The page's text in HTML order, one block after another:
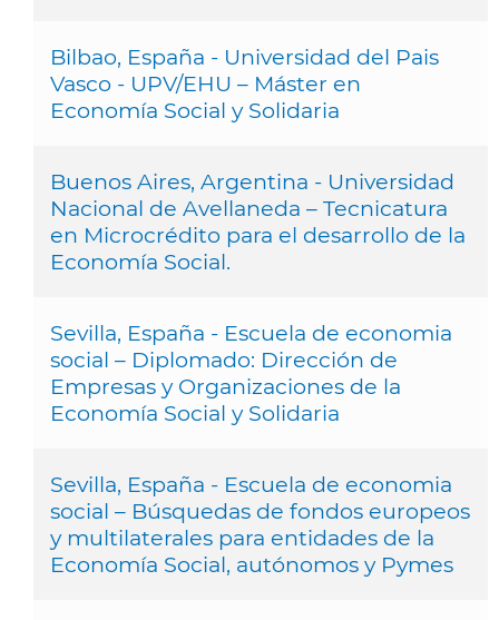
Bilbao, España - Universidad del Pais
Vasco - UPV/EHU – Máster en
Economía Social y Solidaria
Buenos Aires, Argentina - Universidad
Nacional de Avellaneda – Tecnicatura
en Microcrédito para el desarrollo de la
Economía Social.
Sevilla, España - Escuela de economia
social – Diplomado: Dirección de
Empresas y Organizaciones de la
Economía Social y Solidaria
Sevilla, España - Escuela de economia
social – Búsquedas de fondos europeos
y multilaterales para entidades de la
Economía Social, autónomos y Pymes